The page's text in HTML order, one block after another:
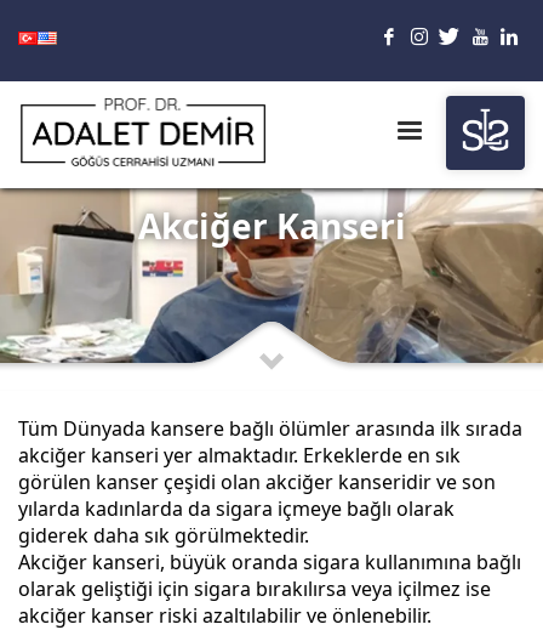
Akciğer Kanseri
Tüm Dünyada kansere bağlı ölümler arasında ilk sırada
akciğer kanseri yer almaktadır. Erkeklerde en sık
görülen kanser çeşidi olan akciğer kanseridir ve son
yılarda kadınlarda da sigara içmeye bağlı olarak
giderek daha sık görülmektedir.
Akciğer kanseri, büyük oranda sigara kullanımına bağlı
olarak geliştiği için sigara bırakılırsa veya içilmez ise
akciğer kanser riski azaltılabilir ve önlenebilir.